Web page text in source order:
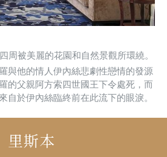
周被美麗的花園和自然景觀所環繞。
與他的情人伊內絲悲劇性戀情的發源
的父親阿方索四世國王下令處死，而
自於伊內絲臨終前在此流下的眼淚。
里斯本